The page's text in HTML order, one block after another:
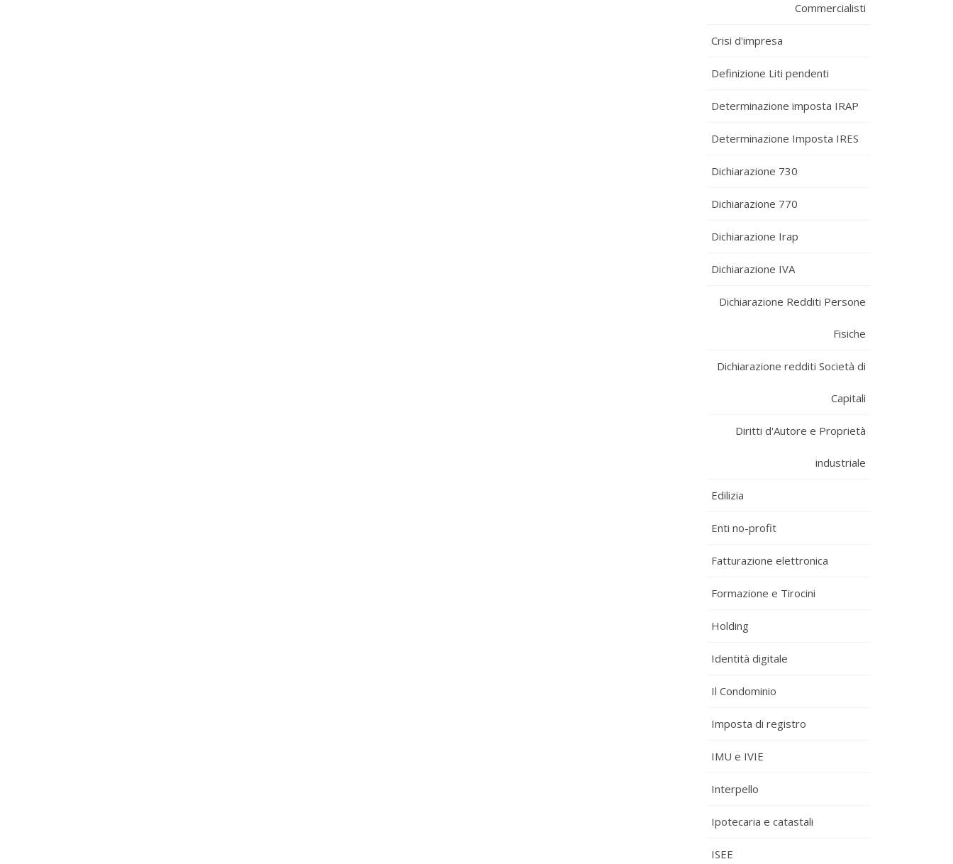
Commercialisti
Crisi d'impresa
Definizione Liti pendenti
Determinazione imposta IRAP
Determinazione Imposta IRES
Dichiarazione 730
Dichiarazione 770
Dichiarazione Irap
Dichiarazione IVA
Dichiarazione Redditi Persone
Fisiche
Dichiarazione redditi Società di
Capitali
Diritti d'Autore e Proprietà
industriale
Edilizia
Enti no-profit
Fatturazione elettronica
Formazione e Tirocini
Holding
Identità digitale
Il Condominio
Imposta di registro
IMU e IVIE
Interpello
Ipotecaria e catastali
ISEE